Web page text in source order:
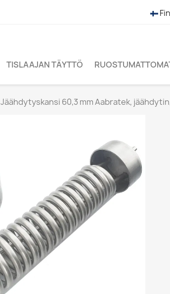
TISLAAJAN TÄYTTÖ
Jäähdytyskansi 60,3 mm Aabratek,